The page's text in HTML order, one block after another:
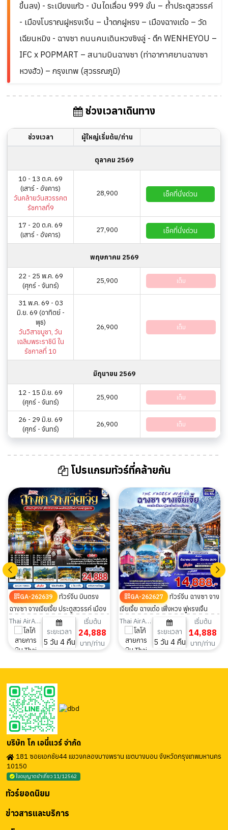
ขึ้นลง) - ระเบียงแก้ว - บันไดเลื่อน 999 ขั้น – ถ้ำประตูสวรรค์
- เมืองโบราณฝูหรงเจิ้น – น้ำตกฝูหรง – เมืองฉางเต๋อ – วัด
เฉียนหมิง - ฉางซา ถนนคนเดินหวงซิงลู่ - ตึก WENHEYOU –
IFC x POPMART – สนามบินฉางซา (ท่าอากาศยานฉางซา
หวงฮัว) – กรุงเทพ (สุวรรณภูมิ)
ช่วงเวลาเดินทาง
ช่วงเวลา ผู้ใหญ่เริ่มต้น/ท่าน
ตุลาคม 2569
10 - 13 ต.ค. 69
(เสาร์ - อังคาร)
วันคล้ายวันสวรรคต
รัชกาลที่9
28,900 เช็คที่นั่งด่วน
17 - 20 ต.ค. 69
(เสาร์ - อังคาร)
27,900 เช็คที่นั่งด่วน
พฤษภาคม 2569
22 - 25 พ.ค. 69
(ศุกร์ - จันทร์)
25,900 เต็ม
31 พ.ค. 69 - 03
มิ.ย. 69 (อาทิตย์ -
พุธ)
วันวิสาขบูชา, วัน
เฉลิมพระราชินี ใน
รัชกาลที่ 10
26,900 เต็ม
มิถุนายน 2569
12 - 15 มิ.ย. 69
(ศุกร์ - จันทร์)
25,900 เต็ม
26 - 29 มิ.ย. 69
(ศุกร์ - จันทร์)
26,900 เต็ม
โปรแกรมทัวร์ที่คล้ายกัน
GA-262639
ทัวร์จีน บินตรง
ฉางซา จางเจียเจี้ย ประตูสวรรค์ เมือง
โบราณแห่งหูหนาน ไม่ลงร้าน 5 วัน 4
คืน
Thai AirAsia
ระยะเวลา
5 วัน 4 คืน
เริ่มต้น
24,888
บาท/ท่าน
GA-262627
ทัวร์จีน ฉางซา จาง
เจียเจี้ย ฉางเต๋อ เฟิ่งหวง ฟูหรงเจิ้น
เทียนเหมินซาน 5วัน 4คืน
Thai AirAsia
ระยะเวลา
5 วัน 4 คืน
เริ่มต้น
14,888
บาท/ท่าน
บริษัท โก เอนี่แวร์ จำกัด
181 ซอยเอกชัย44 แขวงคลองบางพราน เขตบางบอน จังหวัดกรุงเทพมหานคร
10150
ใบอนุญาตนำเที่ยว 11/12562
ข่าวสารและบริการ
ทัวร์ยอดนิยม